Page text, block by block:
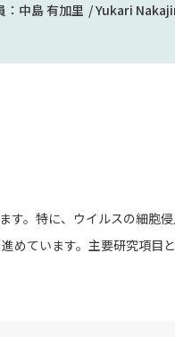
中島 有加里 Yukari
す。特に、ウイルスの細胞
めています。主要研究項目